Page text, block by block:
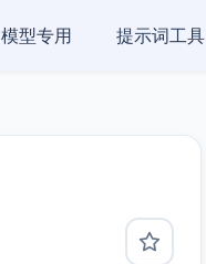
模型专用 提示词工具